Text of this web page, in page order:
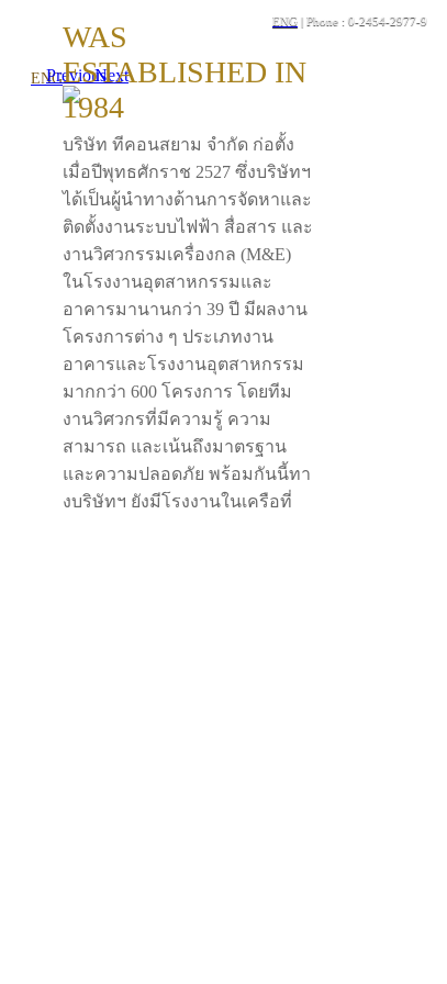
ENG | Phone : 0-2454-2977-9
ENGPreviousNext
WAS
ESTABLISHED IN
1984
บริษัท ทีคอนสยาม จำกัด ก่อตั้ง
เมื่อปีพุทธศักราช 2527 ซึ่งบริษัทฯ
ได้เป็นผู้นำทางด้านการจัดหาและ
ติดตั้งงานระบบไฟฟ้า สื่อสาร และ
งานวิศวกรรมเครื่องกล (M&E)
ในโรงงานอุตสาหกรรมและ
อาคารมานานกว่า 39 ปี มีผลงาน
โครงการต่าง ๆ ประเภทงาน
อาคารและโรงงานอุตสาหกรรม
มากกว่า 600 โครงการ โดยทีม
งานวิศวกรที่มีความรู้ ความ
สามารถ และเน้นถึงมาตรฐาน
และความปลอดภัย พร้อมกันนี้ทา
งบริษัทฯ ยังมีโรงงานในเครือที่